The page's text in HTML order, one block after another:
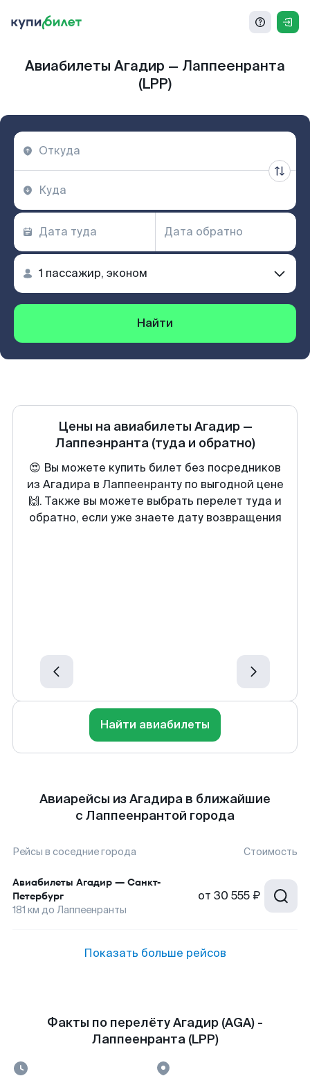
Авиабилеты Агадир — Лаппеенранта
(LPP)
Найти
Цены на авиабилеты Агадир—
Лаппеэнранта (туда и обратно)
😍 Вы можете купить билет без посредников
из Агадира в Лаппеенранту по выгодной цене
🙌. Также вы можете выбрать перелет туда и
обратно, если уже знаете дату возвращения
Найти авиабилеты
Авиарейсы из Агадира в ближайшие
с Лаппеенрантой города
Рейсы в соседние города Стоимость
Авиабилеты Агадир — Санкт-
Петербург
181 км до Лаппеенранты
от 30 555 ₽
Показать больше рейсов
Факты по перелёту Агадир (AGA) -
Лаппеенранта (LPP)